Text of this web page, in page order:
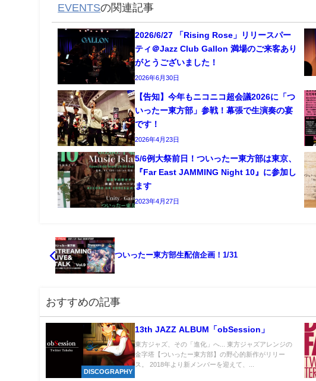
EVENTSの関連記事
2026/6/27 「Rising Rose」リリースパー
ティ＠Jazz Club Gallon 満場のご来客あり
がとうございました！
2026年6月30日
【告知】今年もニコニコ超会議2026に「つ
いったー東方部」参戦！幕張で生演奏の宴
です！
2026年4月23日
5/6例大祭前日！ついったー東方部は東京、
『Far East JAMMING Night 10』に参加し
ます
2023年4月27日
ついったー東方部生配信企画！1/31
おすすめの記事
DISCOGRAPHY
13th JAZZ ALBUM「obSession」
東方ジャズ、その「進化」へ... 東方ジャズアレンジの
金字塔【ついったー東方部】の野心的新作がリリー
ス。 2018年より新メンバーを迎えて、...